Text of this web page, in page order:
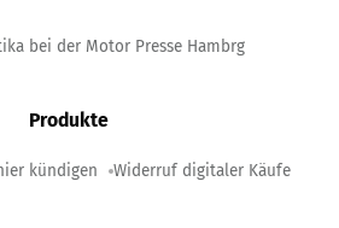
bei der Motor Presse Hambrg
Produkte
kündigen Widerruf digitaler Käufe